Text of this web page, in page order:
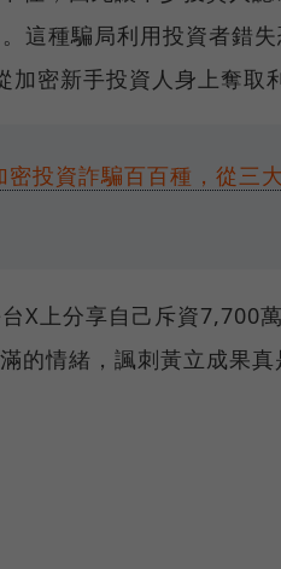
這種騙局利用投資者錯失
密新手投資人身上奪取利
投資詐騙百百種，從三
X上分享自己斥資7,700
的情緒，諷刺黃立成果真